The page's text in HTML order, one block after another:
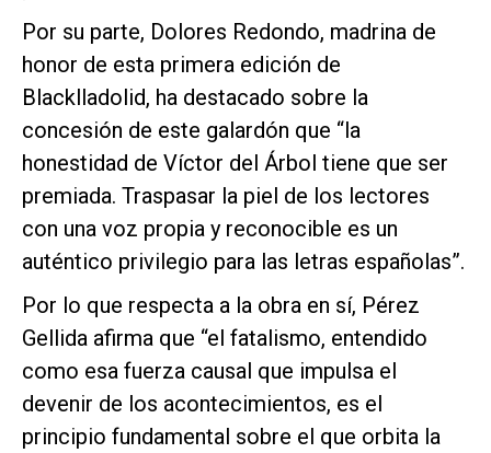
Por su parte, Dolores Redondo, madrina de
honor de esta primera edición de
Blacklladolid, ha destacado sobre la
concesión de este galardón que “la
honestidad de Víctor del Árbol tiene que ser
premiada. Traspasar la piel de los lectores
con una voz propia y reconocible es un
auténtico privilegio para las letras españolas”.
Por lo que respecta a la obra en sí, Pérez
Gellida afirma que “el fatalismo, entendido
como esa fuerza causal que impulsa el
devenir de los acontecimientos, es el
principio fundamental sobre el que orbita la